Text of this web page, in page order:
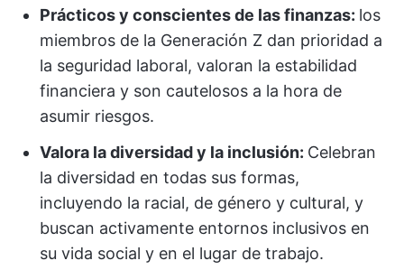
Prácticos y conscientes de las finanzas: los
miembros de la Generación Z dan prioridad a
la seguridad laboral, valoran la estabilidad
financiera y son cautelosos a la hora de
asumir riesgos.
Valora la diversidad y la inclusión: Celebran
la diversidad en todas sus formas,
incluyendo la racial, de género y cultural, y
buscan activamente entornos inclusivos en
su vida social y en el lugar de trabajo.